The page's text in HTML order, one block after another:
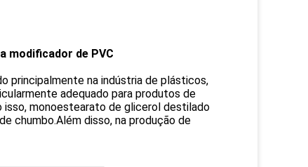
modificador de PVC
principalmente na indústria de plásticos,
adequado para produtos de
isso, monoestearato de glicerol destilado
chumbo.Além disso, na produção de